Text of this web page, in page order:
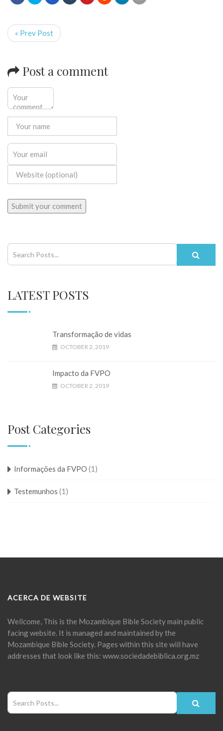
« Prev Post
Post a comment
LATEST POSTS
Transformação de vidas
OCTOBER 2, 2019
Impacto da FVPO
OCTOBER 2, 2019
Post Categories
Informações da FVPO (1)
Testemunhos (1)
ACERCA DE WEBSITE
Wellcome, This is the Mozambique Bible Society main public
facing website. It is managed and maintained by the
Mozambique Bible Society. Pages within this site will have
addresses that look like this: www.sociedadebiblica.org.mz